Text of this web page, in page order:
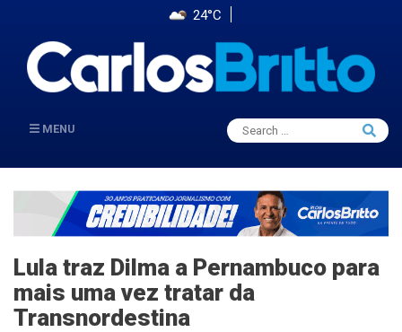
24°C
MENU
Search
for:
Search
Lula traz Dilma a Pernambuco para
mais uma vez tratar da
Transnordestina